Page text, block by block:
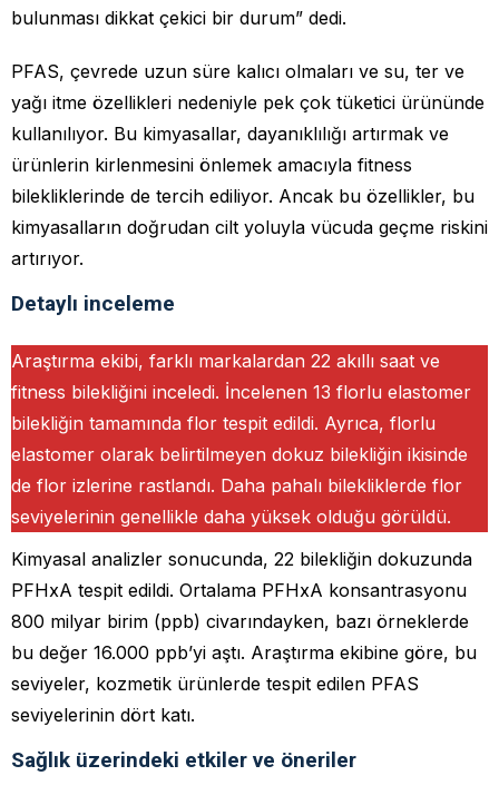
bulunması dikkat çekici bir durum” dedi.
PFAS, çevrede uzun süre kalıcı olmaları ve su, ter ve
yağı itme özellikleri nedeniyle pek çok tüketici ürününde
kullanılıyor. Bu kimyasallar, dayanıklılığı artırmak ve
ürünlerin kirlenmesini önlemek amacıyla fitness
bilekliklerinde de tercih ediliyor. Ancak bu özellikler, bu
kimyasalların doğrudan cilt yoluyla vücuda geçme riskini
artırıyor.
Detaylı inceleme
Araştırma ekibi, farklı markalardan 22 akıllı saat ve
fitness bilekliğini inceledi. İncelenen 13 florlu elastomer
bilekliğin tamamında flor tespit edildi. Ayrıca, florlu
elastomer olarak belirtilmeyen dokuz bilekliğin ikisinde
de flor izlerine rastlandı. Daha pahalı bilekliklerde flor
seviyelerinin genellikle daha yüksek olduğu görüldü.
Kimyasal analizler sonucunda, 22 bilekliğin dokuzunda
PFHxA tespit edildi. Ortalama PFHxA konsantrasyonu
800 milyar birim (ppb) civarındayken, bazı örneklerde
bu değer 16.000 ppb’yi aştı. Araştırma ekibine göre, bu
seviyeler, kozmetik ürünlerde tespit edilen PFAS
seviyelerinin dört katı.
Sağlık üzerindeki etkiler ve öneriler